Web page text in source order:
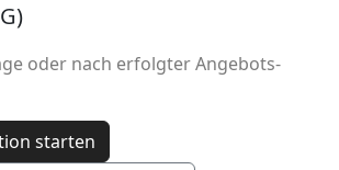
oder nach erfolgter Angebots-
starten